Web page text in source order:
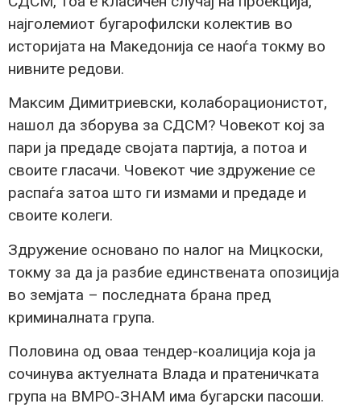
најголемиот бугарофилски колектив во
историјата на Македонија се наоѓа токму во
нивните редови.
Максим Димитриевски, колаборационистот,
нашол да зборува за СДСМ? Човекот кој за
пари ја предаде својата партија, а потоа и
своите гласачи. Човекот чие здружение се
распаѓа затоа што ги измами и предаде и
своите колеги.
Здружение основано по налог на Мицкоски,
токму за да ја разбие единствената опозиција
во земјата – последната брана пред
криминалната група.
Половина од оваа тендер-коалиција која ја
сочинува актуелната Влада и пратеничката
група на ВМРО-ЗНАМ има бугарски пасоши.